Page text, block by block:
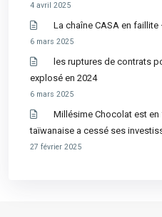
4 avril 2025
La chaîne CASA en faillite
6 mars 2025
les ruptures de contrats
explosé en 2024
6 mars 2025
Millésime Chocolat est
taïwanaise a cessé ses
27 février 2025